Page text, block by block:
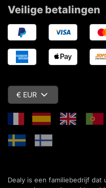
Veilige betalingen
€ EUR
Dealy is een familiebedrijf